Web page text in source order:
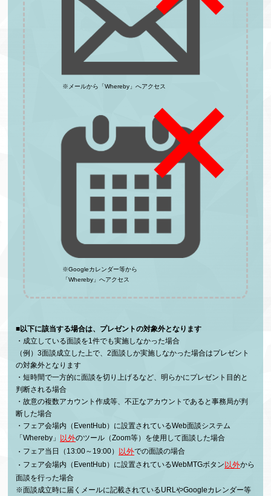
■以下に該当する場合は、プレゼントの対象外となります
成立している面談を1件でも実施しなかった場合
（例）3面談成立した上で、2面談しか実施しなかった場合はプレゼント
の対象外となります
短時間で一方的に面談を切り上げるなど、明らかにプレゼント目的と
判断される場合
故意の複数アカウント作成等、不正なアカウントであると事務局が判
断した場合
フェア会場内（EventHub）に設置されているWeb面談システム
「Whereby」
以外のツール（Zoom等）を使用して面談した場合
フェア当日（13:00～19:00）
以外での面談の場合
フェア会場内（EventHub）に設置されているWebMTGボタン 以外から
面談を行った場合
面談成立時に届くメールに記載されているURLやGoogleカレンダー等
※メールから「Whereby」へアクセス
※Googleカレンダー等から
「Whereby」へアクセス